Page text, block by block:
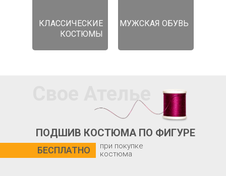
КЛАССИЧЕСКИЕ
КОСТЮМЫ
МУЖСКАЯ ОБУВЬ
Свое Ателье
ПОДШИВ КОСТЮМА ПО ФИГУРЕ
БЕСПЛАТНО
при покупке
костюма